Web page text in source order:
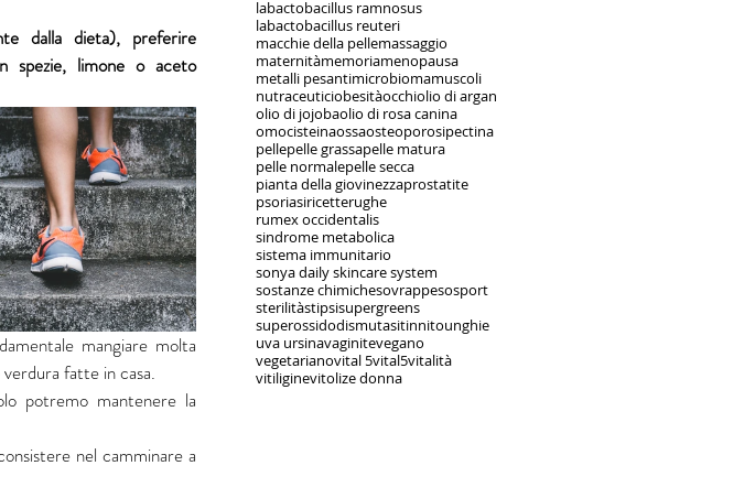
dalla dieta), preferire
spezie, limone o aceto
mangiare molta
fatte in casa.
potremo mantenere la
nel camminare a
labactobacillus ramnosus
labactobacillus reuteri
macchie della pellemassaggio
maternitàmemoriamenopausa
metalli pesantimicrobiomamuscoli
nutraceuticiobesitàocchiolio di argan
olio di jojobaolio di rosa canina
omocisteinaossaosteoporosipectina
pellepelle grassapelle matura
pelle normalepelle secca
pianta della giovinezzaprostatite
psoriasiricetterughe
rumex occidentalis
sindrome metabolica
sistema immunitario
sonya daily skincare system
sostanze chimichesovrappesosport
sterilitàstipsisupergreens
superossidodismutasitinnitounghie
uva ursinavaginitevegano
vegetarianovital 5vital5vitalità
vitiliginevitolize donna